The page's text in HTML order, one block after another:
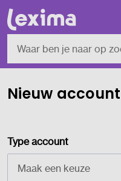
Nieuw account
Type account